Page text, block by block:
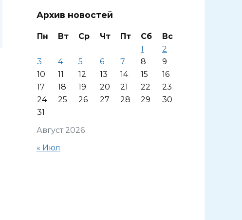
Архив новостей
Август 2026
Пн Вт Ср Чт Пт Сб
Вс
1
2
3
4 5 6 7 8
9
10
11 12 13 14 15
16
17
18 19 20 21 22
23
24
25 26 27 28 29
30
31
« Июл